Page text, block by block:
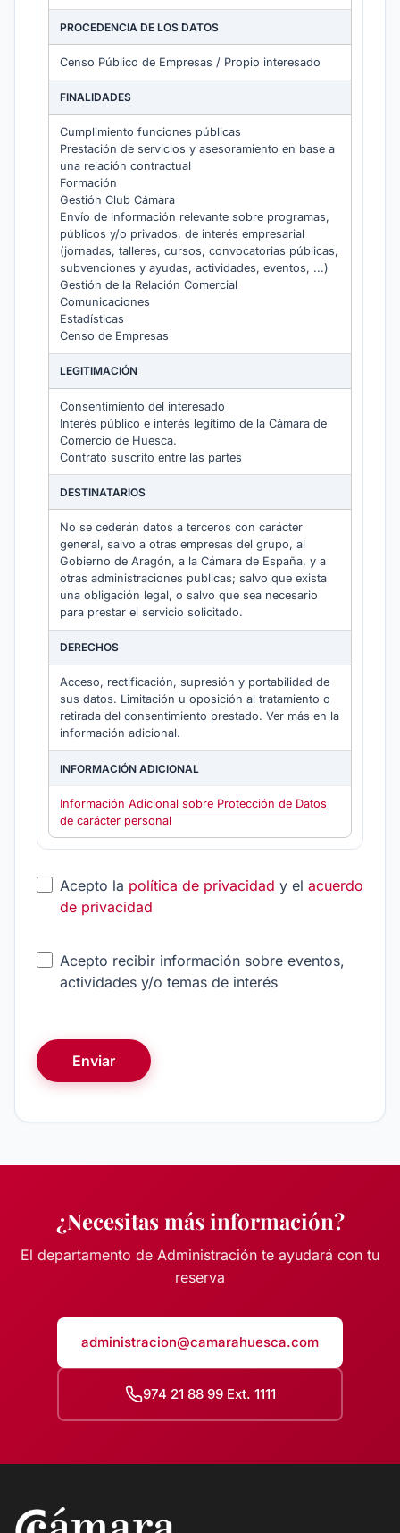
PROCEDENCIA DE LOS DATOS
Censo Público de Empresas / Propio interesado
FINALIDADES
Cumplimiento funciones públicas
Prestación de servicios y asesoramiento en base a
una relación contractual
Formación
Gestión Club Cámara
Envío de información relevante sobre programas,
públicos y/o privados, de interés empresarial
(jornadas, talleres, cursos, convocatorias públicas,
subvenciones y ayudas, actividades, eventos, ...)
Gestión de la Relación Comercial
Comunicaciones
Estadísticas
Censo de Empresas
LEGITIMACIÓN
Consentimiento del interesado
Interés público e interés legítimo de la Cámara de
Comercio de Huesca.
Contrato suscrito entre las partes
DESTINATARIOS
No se cederán datos a terceros con carácter
general, salvo a otras empresas del grupo, al
Gobierno de Aragón, a la Cámara de España, y a
otras administraciones publicas; salvo que exista
una obligación legal, o salvo que sea necesario
para prestar el servicio solicitado.
DERECHOS
Acceso, rectificación, supresión y portabilidad de
sus datos. Limitación u oposición al tratamiento o
retirada del consentimiento prestado. Ver más en la
información adicional.
INFORMACIÓN ADICIONAL
Información Adicional sobre Protección de Datos
de carácter personal
Your
Website(*)
Acepto la política de privacidad y el acuerdo
de privacidad
Acepto recibir información sobre eventos,
actividades y/o temas de interés
Enviar
¿Necesitas más información?
El departamento de Administración te ayudará con tu
reserva
administracion@camarahuesca.com
974 21 88 99 Ext. 1111